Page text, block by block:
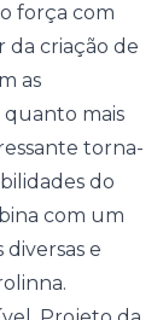
força com
da criação de
as
quanto mais
torna-
do
com um
e